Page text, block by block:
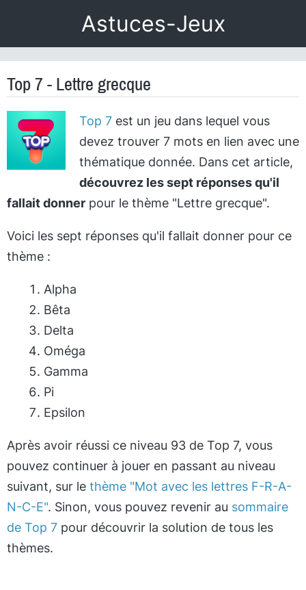
Astuces-Jeux
Top 7 - Lettre grecque
Top 7est un jeu dans lequel vous
devez trouver 7 mots en lien avec une
thématique donnée. Dans cet article,
découvrez les sept réponses qu'il
fallait donner pour le thème "Lettre grecque".
Voici les sept réponses qu'il fallait donner pour ce
thème :
Alpha
Bêta
Delta
Oméga
Gamma
Pi
Epsilon
Après avoir réussi ce niveau 93 de Top 7, vous
pouvez continuer à jouer en passant au niveau
suivant, sur le thème "Mot avec les lettres F-R-A-
N-C-E". Sinon, vous pouvez revenir au sommaire
de Top 7 pour découvrir la solution de tous les
thèmes.